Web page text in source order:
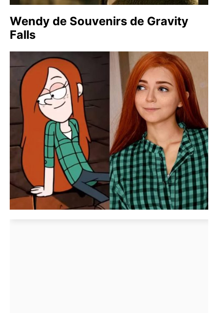
Wendy de Souvenirs de Gravity
Falls